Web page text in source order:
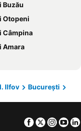
Buzău
Otopeni
Câmpina
Amara
Ilfov
București
Facebook
Twitter